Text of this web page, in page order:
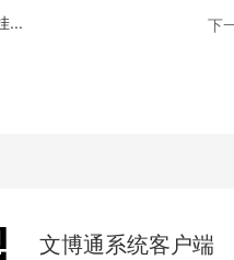
... 下
文博通系统客户端